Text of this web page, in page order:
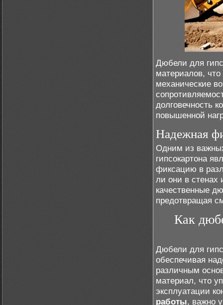
Дюбели для
материалов,
механические
долговечность
повышенной
Надежная
Одним из
гипсокартона
фиксацию в
ли они в стенах
качественные
предотвращая
Как
Дюбели для
обеспечивая
различным
материал, что
эксплуатации
работы, важно